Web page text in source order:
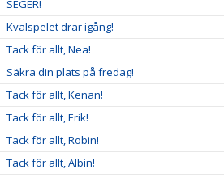
SEGER!
Kvalspelet drar igång!
Tack för allt, Nea!
Säkra din plats på fredag!
Tack för allt, Kenan!
Tack för allt, Erik!
Tack för allt, Robin!
Tack för allt, Albin!